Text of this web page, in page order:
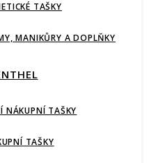
TAŠKY
MANIKŮRY A DOPLŇKY
NÁKUPNÍ TAŠKY
TAŠKY